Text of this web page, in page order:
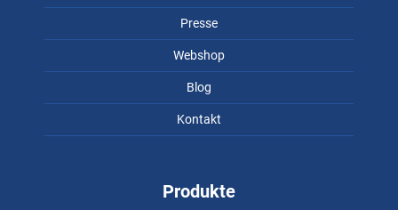
Presse
Webshop
Blog
Kontakt
Produkte